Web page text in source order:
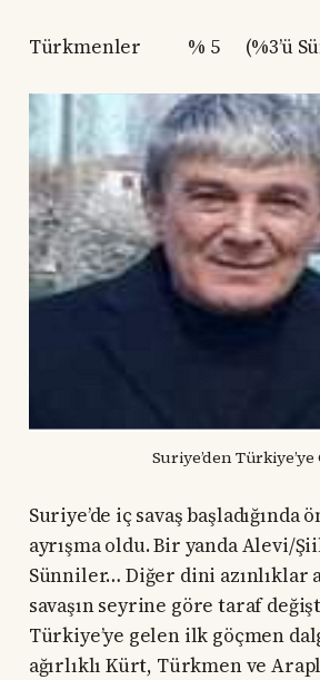
Türkmenler % 5 (%3’ü
Suriye’den Türkiye’ye
Suriye’de iç savaş
ayrışma oldu. Bir yanda Alevi/
Sünniler… Diğer dini azınlıklar
savaşın seyrine göre taraf
Türkiye’ye gelen ilk göçmen
ağırlıklı Kürt, Türkmen ve